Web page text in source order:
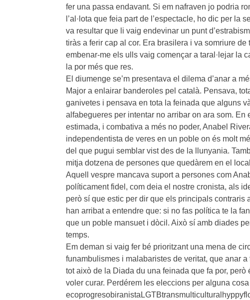
fer una passa endavant. Si em nafraven jo podria
l’al·lota que feia part de l’espectacle, ho dic per
va resultar que li vaig endevinar un punt
tiràs a ferir cap al cor. Era brasilera i va somriure
embenar-me els ulls vaig començar a taral·lejar la
la por més que res.
El diumenge se’m presentava el dilema d’anar a
Major a enlairar banderoles pel català. Pensava,
ganivetes i pensava en tota la feinada que alguns
alfabegueres per intentar no arribar on ara som.
estimada, i combativa a més no poder, Anabel
independentista de veres en un poble on és molt
del que pugui semblar vist des de la llunyania.
mitja dotzena de persones que quedàrem en el
Aquell vespre mancava suport a persones com
políticament fidel, com deia el nostre cronista, als
però sí que estic per dir que els principals
han arribat a entendre que: si no fas política te la
que un poble mansuet i dòcil. Això sí amb diades
temps.
Em deman si vaig fer bé prioritzant una mena de
funambulismes i malabaristes de veritat, que anar
tot això de la Diada du una feinada que fa por,
voler curar. Perdérem les eleccions per alguna